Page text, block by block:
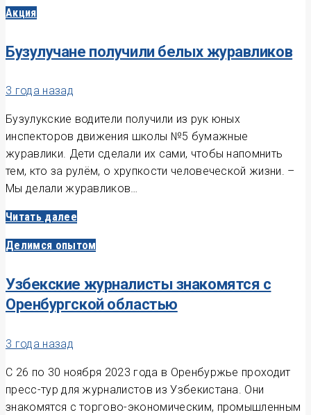
Акция
Бузулучане получили белых журавликов
3 года назад
Бузулукские водители получили из рук юных
инспекторов движения школы №5 бумажные
журавлики. Дети сделали их сами, чтобы напомнить
тем, кто за рулём, о хрупкости человеческой жизни. –
Мы делали журавликов…
Читать далее
Делимся опытом
Узбекские журналисты знакомятся с
Оренбургской областью
3 года назад
С 26 по 30 ноября 2023 года в Оренбуржье проходит
пресс-тур для журналистов из Узбекистана. Они
знакомятся с торгово-экономическим, промышленным